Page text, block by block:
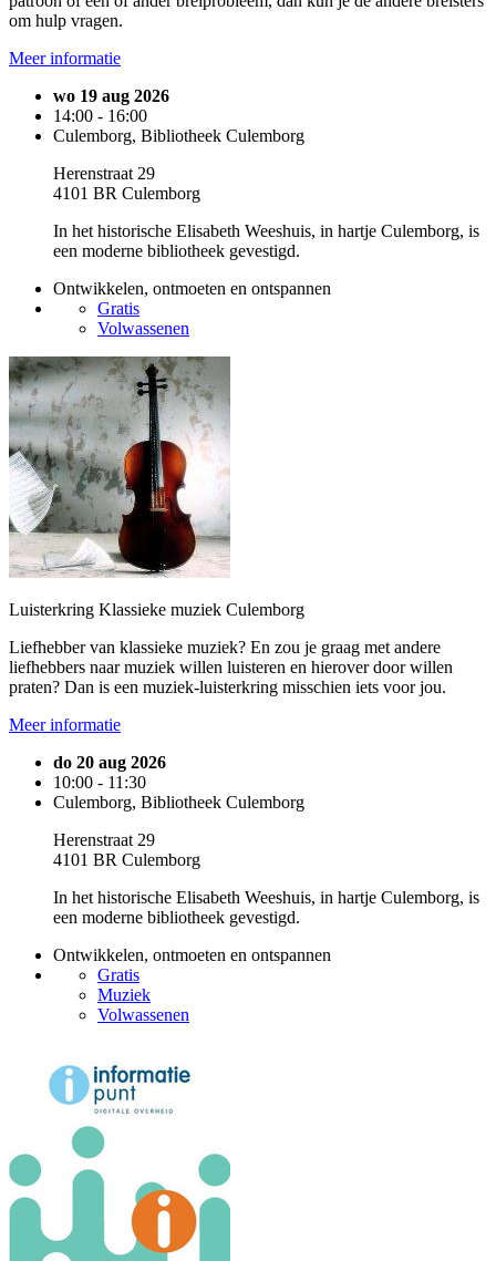
om hulp vragen.
Meer informatie
wo 19 aug 2026
14:00 - 16:00
Culemborg, Bibliotheek Culemborg
Herenstraat 29
4101 BR Culemborg
In het historische Elisabeth Weeshuis, in hartje Culemborg, is
een moderne bibliotheek gevestigd.
Ontwikkelen, ontmoeten en ontspannen
Gratis
Volwassenen
Luisterkring Klassieke muziek Culemborg
Liefhebber van klassieke muziek? En zou je graag met andere
liefhebbers naar muziek willen luisteren en hierover door willen
praten? Dan is een muziek-luisterkring misschien iets voor jou.
Meer informatie
do 20 aug 2026
10:00 - 11:30
Culemborg, Bibliotheek Culemborg
Herenstraat 29
4101 BR Culemborg
In het historische Elisabeth Weeshuis, in hartje Culemborg, is
een moderne bibliotheek gevestigd.
Ontwikkelen, ontmoeten en ontspannen
Gratis
Muziek
Volwassenen